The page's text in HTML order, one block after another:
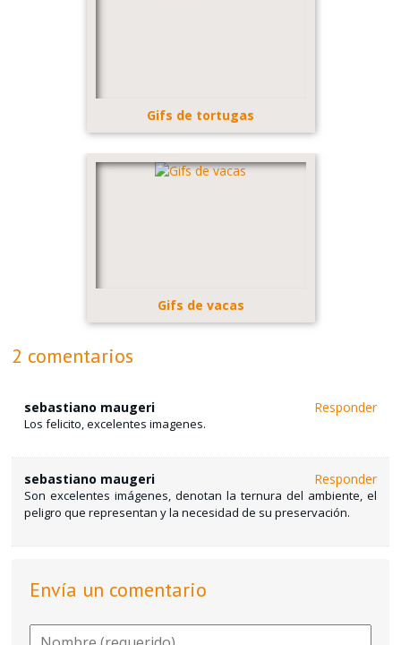
Gifs de tortugas
Gifs de vacas
2 comentarios
sebastiano maugeri Responder
Los felicito, excelentes imagenes.
sebastiano maugeri Responder
Son excelentes imágenes, denotan la ternura del ambiente, el
peligro que representan y la necesidad de su preservación.
Envía un comentario